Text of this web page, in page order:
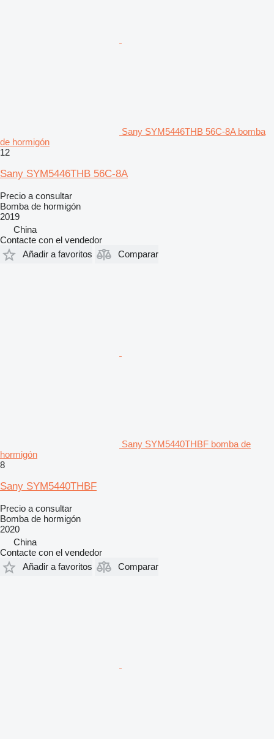
Sany SYM5446THB 56C-8A bomba
de hormigón
12
Sany SYM5446THB 56C-8A
Precio a consultar
Bomba de hormigón
2019
China
Contacte con el vendedor
Añadir a favoritos
Comparar
Sany SYM5440THBF bomba de
hormigón
8
Sany SYM5440THBF
Precio a consultar
Bomba de hormigón
2020
China
Contacte con el vendedor
Añadir a favoritos
Comparar